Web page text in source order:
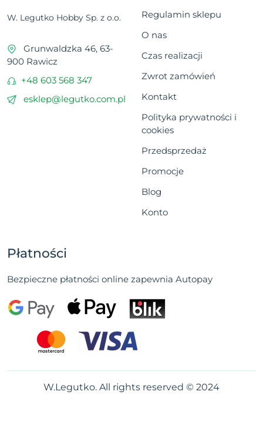
W. Legutko Hobby Sp. z o.o.
Grunwaldzka 46, 63-
900 Rawicz
+48 603 568 347
esklep@legutko.com.pl
Regulamin sklepu
O nas
Czas realizacji
Zwrot zamówień
Kontakt
Polityka prywatności i
cookies
Przedsprzedaż
Promocje
Blog
Konto
Płatności
Bezpieczne płatności online zapewnia Autopay
W.Legutko. All rights reserved © 2024